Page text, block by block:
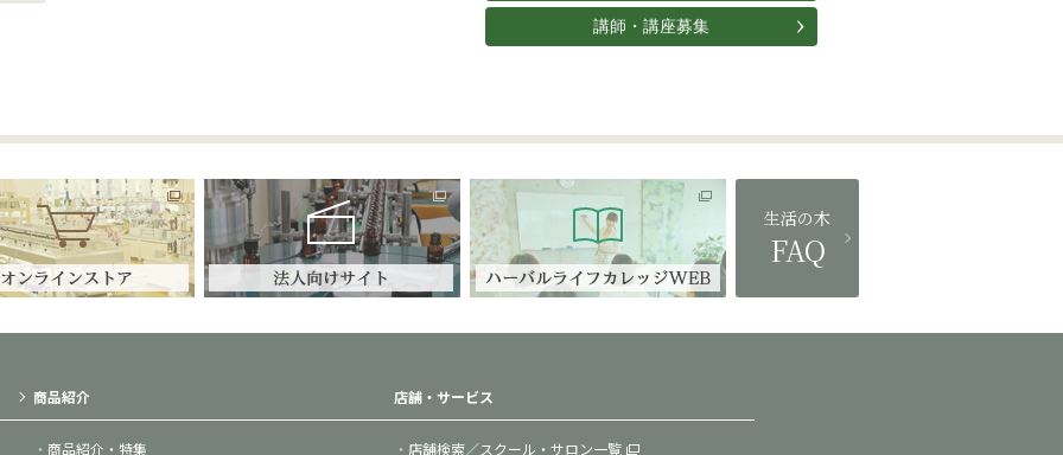
講師・講座募集
生活の木
FAQ
商品紹介
商品紹介・特集
店舗・サービス
店舗検索／スクール・サロン一覧